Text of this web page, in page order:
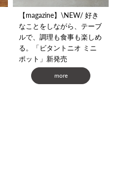
【magazine】\NEW/ 好き
なことをしながら、テーブ
ルで、調理も食事も楽しめ
る。「ビタントニオ ミニ
ポット」新発売
more